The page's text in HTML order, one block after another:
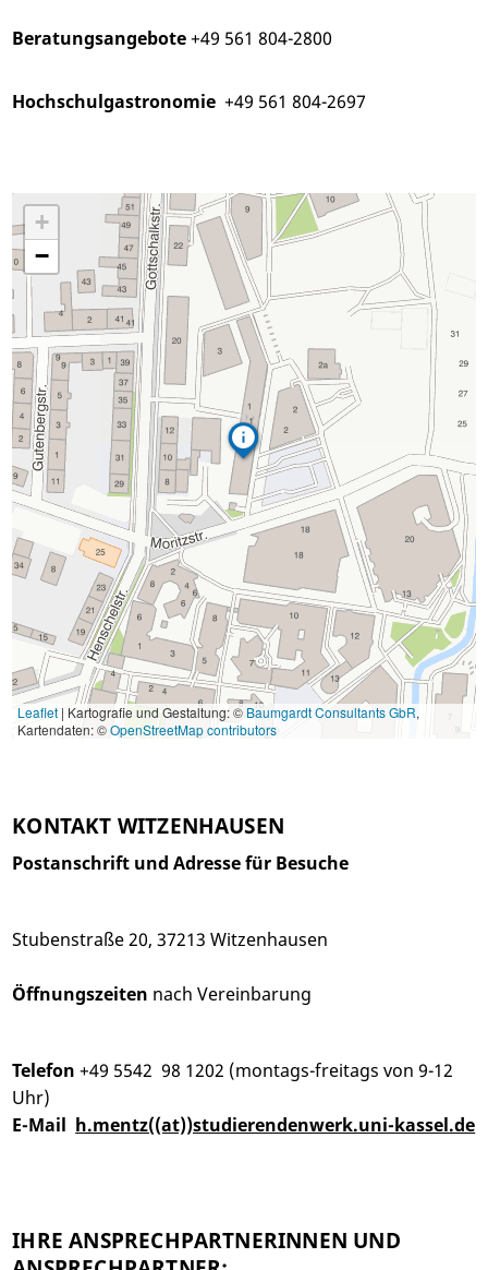
Beratungsangebote+49 561 804-2800
Hochschulgastronomie +49 561 804-2697
KONTAKT WITZENHAUSEN
Postanschrift und Adresse für Besuche
Stubenstraße 20, 37213 Witzenhausen
Öffnungszeiten nach Vereinbarung
Telefon +49 5542 98 1202 (montags-freitags von 9-12
Uhr)
E-Mail h.mentz((at))studierendenwerk.uni-kassel.de
IHRE ANSPRECHPARTNERINNEN UND